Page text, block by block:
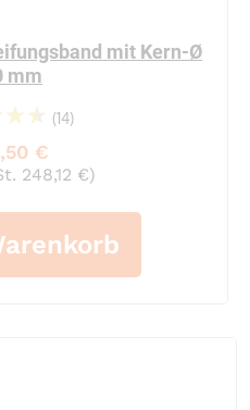
mit Kern-Ø
mm
95%
(14)
€
248,12 €)